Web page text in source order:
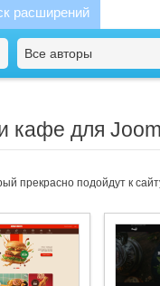
расширений
Все авторы
кафе для
прекрасно подойдут к